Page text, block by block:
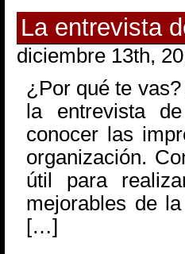
La entrevista
diciembre 13th,
¿Por qué te
la entrevista
conocer las
organización.
útil para
mejorables de
[…]